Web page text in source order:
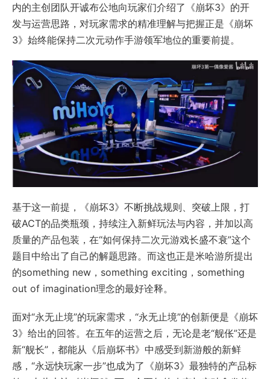
内的主创团队开诚布公地向玩家们介绍了《崩坏3》的开
发与运营思路，对玩家需求的精准理解与把握正是《崩坏
3》始终能保持二次元动作手游领军地位的重要前提。
基于这一前提，《崩坏3》不断挑战规则、突破上限，打
破ACT的品类瓶颈，持续注入新鲜玩法与内容，并加以高
质量的产品包装，在“如何保持二次元游戏长盛不衰”这个
题目中给出了自己的解题思路。而这也正是米哈游所提出
的something new，something exciting，something
out of imagination理念的最好诠释。
面对“永无止境”的玩家需求，“永无止境”的创新便是《崩坏
3》给出的回答。在五年的运营之后，无论是老“舰伥”还是
新“舰长”，都能从《后崩坏书》中感受到新游般的新鲜
感，“永远快玩家一步”也成为了《崩坏3》最独特的产品标